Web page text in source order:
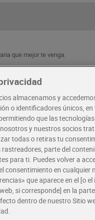
que mejor te venga.
COMER MEJOR CADA DIA ·
Política de cookies
almacenamos y
o identificadores únicos,
que las
y nuestros socios
todas o retiras tu
parte del
para ti. Puedes volver a
consentimiento en cualquier
que aparece en el [o
si corresponde] en la
dentro de nuestro Sitio